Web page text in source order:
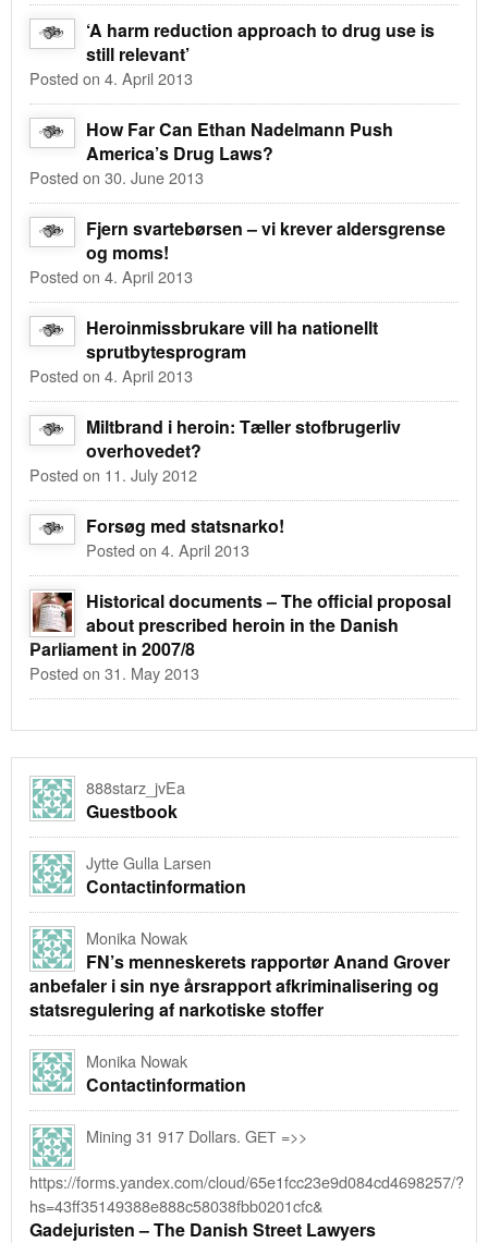
‘A harm reduction approach to drug use is
still relevant’
Posted on 4. April 2013
How Far Can Ethan Nadelmann Push
America’s Drug Laws?
Posted on 30. June 2013
Fjern svartebørsen – vi krever aldersgrense
og moms!
Posted on 4. April 2013
Heroinmissbrukare vill ha nationellt
sprutbytesprogram
Posted on 4. April 2013
Miltbrand i heroin: Tæller stofbrugerliv
overhovedet?
Posted on 11. July 2012
Forsøg med statsnarko!
Posted on 4. April 2013
Historical documents – The official proposal
about prescribed heroin in the Danish
Parliament in 2007/8
Posted on 31. May 2013
888starz_jvEa
Guestbook
Jytte Gulla Larsen
Contactinformation
Monika Nowak
FN’s menneskerets rapportør Anand Grover
anbefaler i sin nye årsrapport afkriminalisering og
statsregulering af narkotiske stoffer
Monika Nowak
Contactinformation
Mining 31 917 Dollars. GЕТ =>>
https://forms.yandex.com/cloud/65e1fcc23e9d084cd4698257/?
hs=43ff35149388e888c58038fbb0201cfc&
Gadejuristen – The Danish Street Lawyers